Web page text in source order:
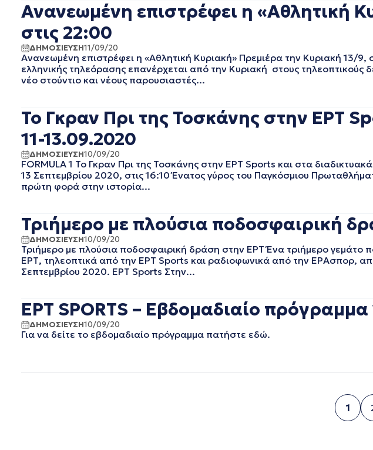
ΙΑΝΟΥΑΡΙΟΣ 2021
ΔΕΚΕΜΒΡΙΟΣ 2020
ΝΟΕΜΒΡΙΟΣ 2020
ΟΚΤΩΒΡΙΟΣ 2020
ΣΕΠΤΕΜΒΡΙΟΣ 2020
ΑΥΓΟΥΣΤΟΣ 2020
ΙΟΥΛΙΟΣ 2020
ΜΑΙΟΣ 2020
ΑΠΡΙΛΙΟΣ 2020
ΜΑΡΤΙΟΣ 2020
ΦΕΒΡΟΥΑΡΙΟΣ 2020
ΙΑΝΟΥΑΡΙΟΣ 2020
ΔΕΚΕΜΒΡΙΟΣ 2019
ΣΕΠΤΕΜΒΡΙΟΣ 2019
ΑΥΓΟΥΣΤΟΣ 2019
ΙΟΥΛΙΟΣ 2019
ΙΟΥΝΙΟΣ 2019
ΜΑΙΟΣ 2019
ΜΑΡΤΙΟΣ 2019
ΦΕΒΡΟΥΑΡΙΟΣ 2019
ΙΑΝΟΥΑΡΙΟΣ 2019
ΣΕΠΤΕΜΒΡΙΟΣ 2018
Ανανεωμένη επιστρέφει η «Αθλητική
στις 22:00
ΔΗΜΟΣΙΕΥΣΗ11/09/20
Ανανεωμένη επιστρέφει η «Αθλητική Κυριακή» Πρεμιέρα την Κυριακή 13/9,
ελληνικής τηλεόρασης επανέρχεται από την Κυριακή στους
νέο στούντιο και νέους παρουσιαστές...
Το Γκραν Πρι της Τοσκάνης στην ΕΡT
11-13.09.2020
ΔΗΜΟΣΙΕΥΣΗ10/09/20
FORMULA 1 Το Γκραν Πρι της Τοσκάνης στην ΕΡT Sports και στα
13 Σεπτεμβρίου 2020, στις 16:10 Ένατος γύρος του Παγκόσμιου
πρώτη φορά στην ιστορία...
Τριήμερο με πλούσια ποδοσφαιρική
ΔΗΜΟΣΙΕΥΣΗ10/09/20
Τριήμερο με πλούσια ποδοσφαιρική δράση στην ΕΡΤ Ένα τριήμερο
ΕΡΤ, τηλεοπτικά από την ΕΡΤ Sports και ραδιοφωνικά από την ΕΡΑσπορ,
Σεπτεμβρίου 2020. ΕΡΤ Sports Στην...
ΕΡΤ SPORTS – Εβδομαδιαίο
ΔΗΜΟΣΙΕΥΣΗ10/09/20
Για να δείτε το εβδομαδιαίο πρόγραμμα πατήστε εδώ.
1